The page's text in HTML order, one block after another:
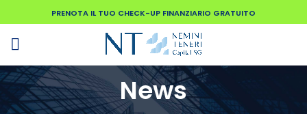
News
PRENOTA IL TUO CHECK-UP FINANZIARIO GRATUITO